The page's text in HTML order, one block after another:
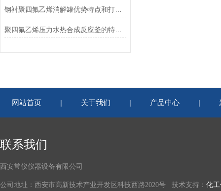
钢衬聚四氟乙烯消解罐优势特点和打孔安装注意点
聚四氟乙烯压力水热合成反应釜的特点及使用安全注意事项
网站首页 | 关于我们 | 产品中心 |
联系我们
西安常仪仪器设备有限公司
公司地址：西安市高新技术产业开发区科技西路2020号 技术支持： 化